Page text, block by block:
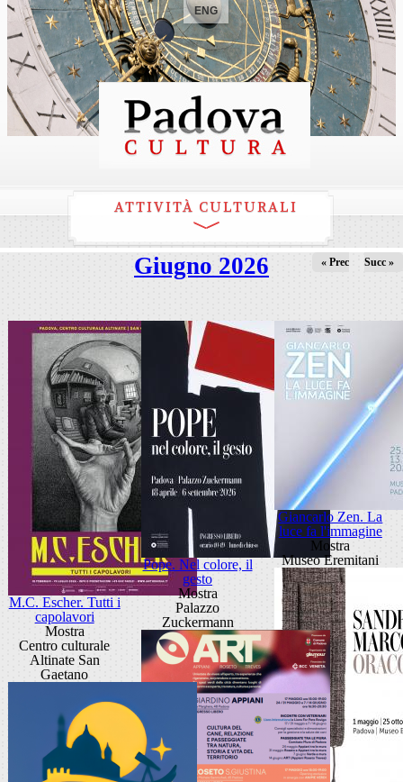
ENG
ATTIVITÀ CULTURALI
Giugno 2026 « Prec Succ »
M.C. Escher. Tutti i
capolavori
Mostra
Centro culturale
Altinate San
Gaetano
Pope. Nel colore, il
gesto
Mostra
Palazzo
Zuckermann
Giancarlo Zen. La
luce fa l'immagine
Mostra
Museo Eremitani